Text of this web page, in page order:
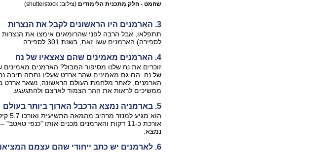
שחמט - חלק מתכנית הלימודים (צילום: shutterstock)
3. הארמנים היו הראשונים לקבל את הנצרות
לספירה) הארמנים עשו זאת, בשנת 301 לספירה.
4. הארמנים מאמינים שהם צאצאיו של נח
זוכרים את נח שלנו מסיפור המבול? הארמנים
של נח. הם גם מאמינים שהר אררט שעליו נחתה תיבה
הארמנים, לאחר מלחמת העולם הראשונה, נשאר אררט
ממשיכים לראות את ההר הצמוד לארצם ולהתגעגע.
5. בארמניה נמצא הרכבל הארוך ביותר בעולם
הוא
אורכת כ-11 דקות והארמנים מכנים אותו "כנפי
נמצא.
6. לארמנים יש כתב ייחודי שהם עצמם המציאו